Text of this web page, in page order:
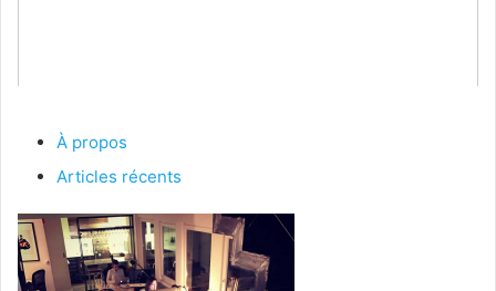
À propos
Articles récents